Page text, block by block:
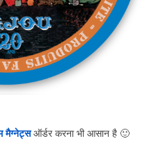
मैग्नेट्सऑर्डर करना भी आसान है 🙂